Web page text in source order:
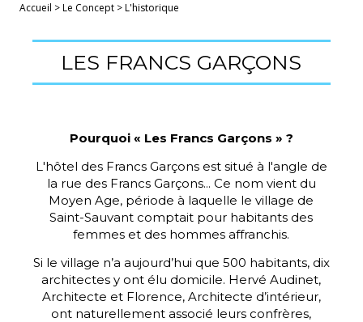
Accueil >Le Concept >L'historique
LES FRANCS GARÇONS
Pourquoi « Les Francs Garçons » ?
L'hôtel des Francs Garçons est situé à l'angle de
la rue des Francs Garçons... Ce nom vient du
Moyen Age, période à laquelle le village de
Saint-Sauvant comptait pour habitants des
femmes et des hommes affranchis.
Si le village n’a aujourd’hui que 500 habitants, dix
architectes y ont élu domicile. Hervé Audinet,
Architecte et Florence, Architecte d’intérieur,
ont naturellement associé leurs confrères,